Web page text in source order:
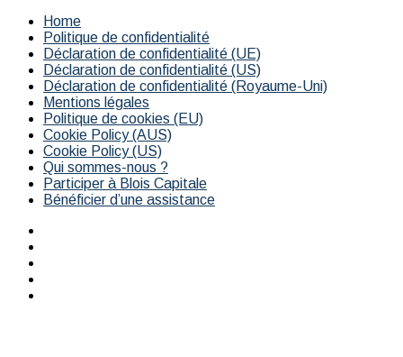
Home
Politique de confidentialité
Déclaration de confidentialité (UE)
Déclaration de confidentialité (US)
Déclaration de confidentialité (Royaume-Uni)
Mentions légales
Politique de cookies (EU)
Cookie Policy (AUS)
Cookie Policy (US)
Qui sommes-nous ?
Participer à Blois Capitale
Bénéficier d’une assistance